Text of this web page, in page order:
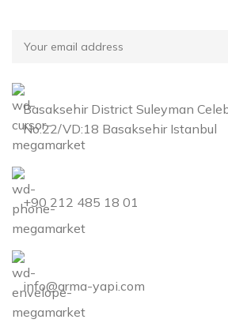
Basaksehir District Suleyman
No:22/VD:18 Basaksehir Istanbul
+90 212 485 18 01
info@arma-yapi.com